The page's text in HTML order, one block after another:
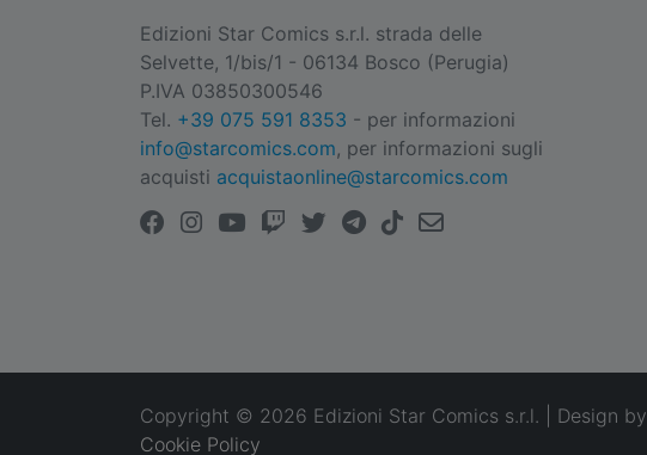
Edizioni Star Comics s.r.l. strada delle
Selvette, 1/bis/1 - 06134 Bosco (Perugia)
P.IVA 03850300546
Tel. +39 075 591 8353 - per informazioni
info@starcomics.com, per informazioni sugli
acquisti acquistaonline@starcomics.com
Copyright © 2026 Edizioni Star Comics s.r.l. | Design by
Cookie Policy